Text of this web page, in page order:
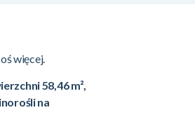
więcej.
58,46 m²,
na